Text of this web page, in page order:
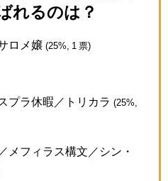
れるのは？
ロメ嬢 (25%, 1 票)
プラ休暇／トリカラ (25%,
フィラス構文／シン・